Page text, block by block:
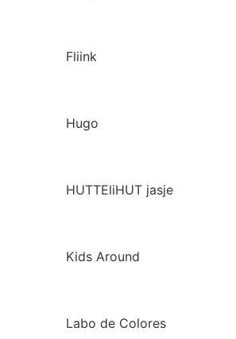
Fliink
Hugo
HUTTEliHUT jasje
Kids Around
Labo de Colores